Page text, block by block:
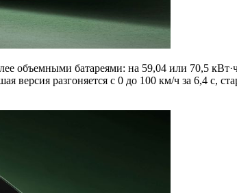
объемными батареями: на 59,04 или 70,5
версия разгоняется с 0 до 100 км/ч за 6,4 с,